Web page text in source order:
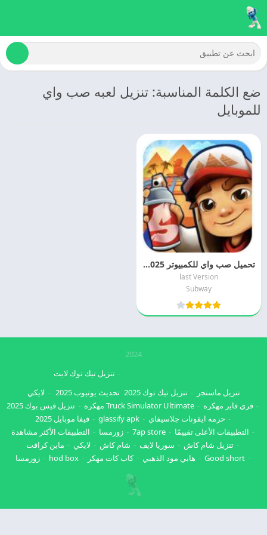
ضع الكلمة المناسبة: تنزيل لعبه صب واي
للموبايل
تحميل صب واي للكمبيوتر 2025 Subway Surfers For PC مجانا
last Version
Subway
2024
تنزيل ماسنجر تنزيل تيك توك 2025
تنزيل تيك توك لايت
تحديث يوتيوب 2025
لايكي
فري فاير مهكره
Truck Simulator Ultimate مهكره
تنزيل فيس بوك 2025
حزمه ايقونات جلاسيفاي
glassify apk
فيفا موبايل 2025
التطبيقات الأعلى تقييمًا
7ap store زورمسا
التطبيقات الأكثر مشاهدة
تنزيل شام كاش
سوريا لايف شام كاش لايكي
ماين كرافت
Good short
هابي مود الذهبي كاب كات مهكر hod box زورمسا